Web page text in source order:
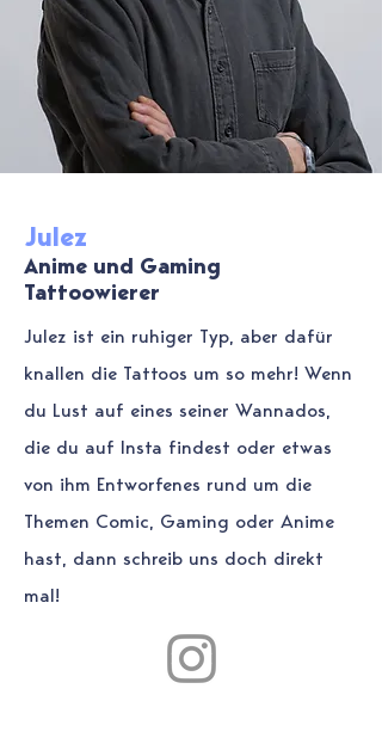
Julez
Anime und Gaming
Tattoowierer
Julez ist ein ruhiger Typ, aber dafür
knallen die Tattoos um so mehr! Wenn
du Lust auf eines seiner Wannados,
die du auf Insta findest oder etwas
von ihm Entworfenes rund um die
Themen Comic, Gaming oder Anime
hast, dann schreib uns doch direkt
mal!